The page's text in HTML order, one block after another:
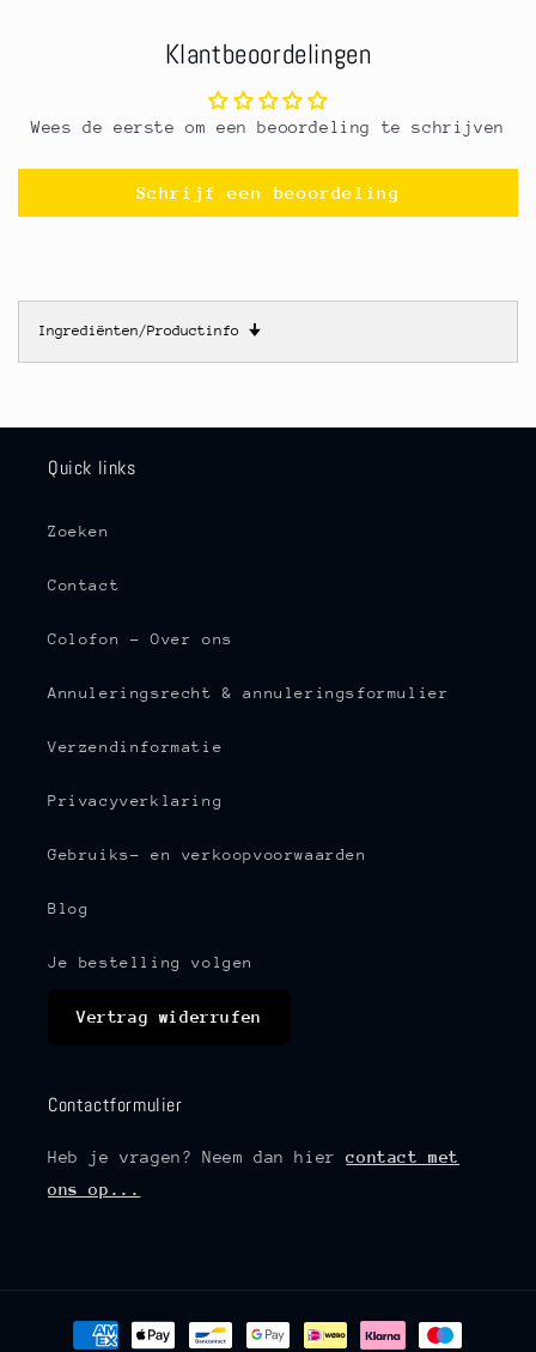
Klantbeoordelingen
Wees de eerste om een beoordeling te schrijven
Schrijf een beoordeling
Ingrediënten/Productinfo 🠋
Quick links
Zoeken
Contact
Colofon - Over ons
Annuleringsrecht & annuleringsformulier
Verzendinformatie
Privacyverklaring
Gebruiks- en verkoopvoorwaarden
Blog
Je bestelling volgen
Vertrag widerrufen
Contactformulier
Heb je vragen? Neem dan hiercontact met
ons op...
Betaalmethoden